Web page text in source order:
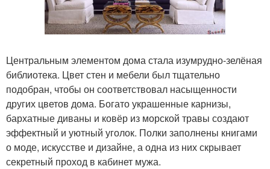
Центральным элементом дома стала изумрудно-зелёная
библиотека. Цвет стен и мебели был тщательно
подобран, чтобы он соответствовал насыщенности
других цветов дома. Богато украшенные карнизы,
бархатные диваны и ковёр из морской травы создают
эффектный и уютный уголок. Полки заполнены книгами
о моде, искусстве и дизайне, а одна из них скрывает
секретный проход в кабинет мужа.